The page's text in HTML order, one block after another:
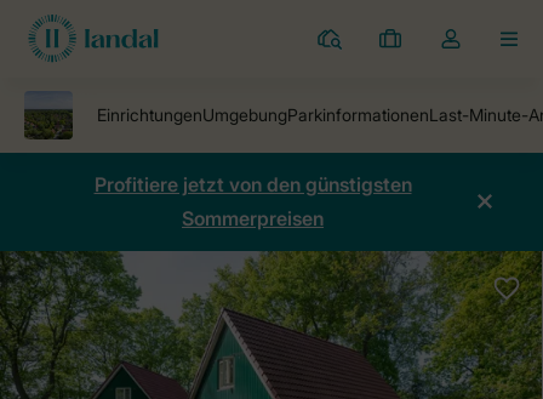
Ferienparks
Meine
Dropdown-
öffnen
Profitiere jetzt von den günstigsten
Sommerpreisen